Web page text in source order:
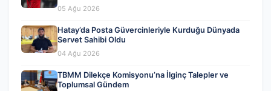
05 Ağu 2026
Hatay’da Posta Güvercinleriyle Kurduğu Dünyada
Servet Sahibi Oldu
04 Ağu 2026
TBMM Dilekçe Komisyonu’na İlginç Talepler ve
Toplumsal Gündem